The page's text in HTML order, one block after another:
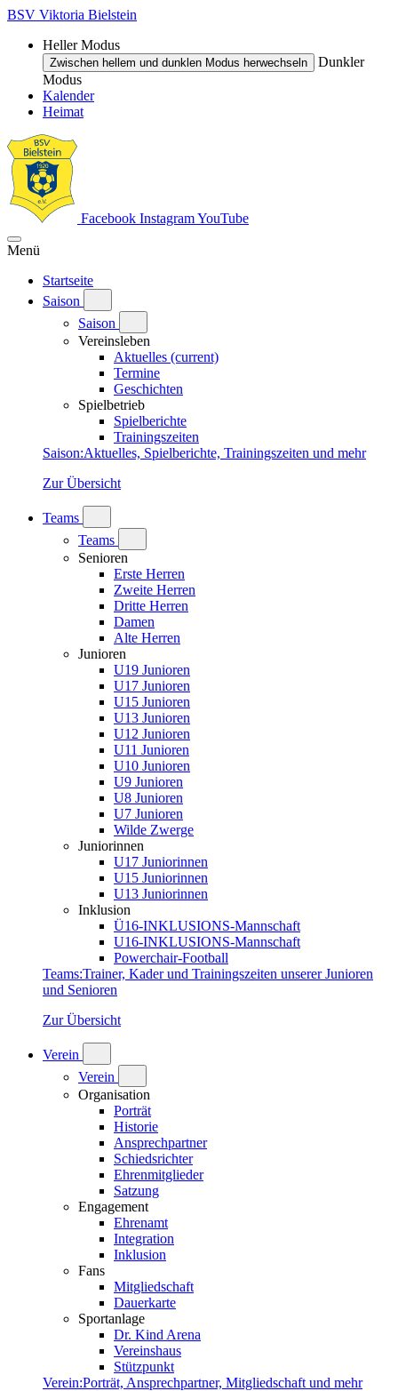
BSV Viktoria Bielstein
Heller Modus
Zwischen hellem und dunklen Modus herwechseln
Dunkler
Modus
Kalender
Heimat
Facebook InstagramYouTube
Menü
Startseite
Saison
Saison
Vereinsleben
Aktuelles (current)
Termine
Geschichten
Spielbetrieb
Spielberichte
Trainingszeiten
Saison:Aktuelles, Spielberichte, Trainingszeiten und mehr
Zur Übersicht
Teams
Teams
Senioren
Erste Herren
Zweite Herren
Dritte Herren
Damen
Alte Herren
Junioren
U19 Junioren
U17 Junioren
U15 Junioren
U13 Junioren
U12 Junioren
U11 Junioren
U10 Junioren
U9 Junioren
U8 Junioren
U7 Junioren
Wilde Zwerge
Juniorinnen
U17 Juniorinnen
U15 Juniorinnen
U13 Juniorinnen
Inklusion
Ü16-INKLUSIONS-Mannschaft
U16-INKLUSIONS-Mannschaft
Powerchair-Football
Teams:Trainer, Kader und Trainingszeiten unserer Junioren
und Senioren
Zur Übersicht
Verein
Verein
Organisation
Porträt
Historie
Ansprechpartner
Schiedsrichter
Ehrenmitglieder
Satzung
Engagement
Ehrenamt
Integration
Inklusion
Fans
Mitgliedschaft
Dauerkarte
Sportanlage
Dr. Kind Arena
Vereinshaus
Stützpunkt
Verein:Porträt, Ansprechpartner, Mitgliedschaft und mehr